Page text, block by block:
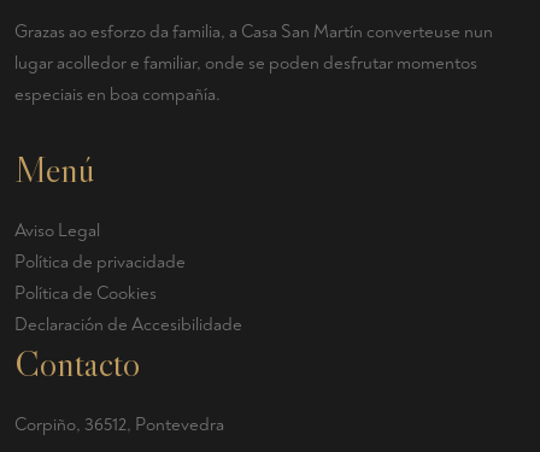
Grazas ao esforzo da familia, a Casa San Martín converteuse nun
lugar acolledor e familiar, onde se poden desfrutar momentos
especiais en boa compañía.
Menú
Aviso Legal
Política de privacidade
Política de Cookies
Declaración de Accesibilidade
Contacto
Corpiño, 36512, Pontevedra